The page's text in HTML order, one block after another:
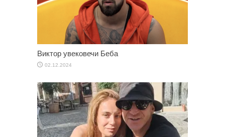
Виктор увековечи Беба
02.12.2024